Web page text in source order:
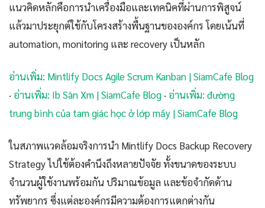
แนวคิดหลักคือการนำเครื่องมือและเทคนิคที่ผ่านการพิสูจน์
แล้วมาประยุกต์ใช้กับโครงสร้างพื้นฐานขององค์กร โดยเน้นที่
automation, monitoring และ recovery เป็นหลัก
อ่านเพิ่ม: Mintlify Docs Agile Scrum Kanban | SiamCafe Blog
· อ่านเพิ่ม: Ib Sàn Xm | SiamCafe Blog · อ่านเพิ่ม: đường
trung bình của tam giác học ở lớp mấy | SiamCafe Blog
ในสภาพแวดล้อมจริงการนำ Mintlify Docs Backup Recovery
Strategy ไปใช้ต้องคำนึงถึงหลายปัจจัย ทั้งขนาดของระบบ
จำนวนผู้ใช้งานพร้อมกัน ปริมาณข้อมูล และข้อจำกัดด้าน
ทรัพยากร ซึ่งแต่ละองค์กรมีความต้องการแตกต่างกัน